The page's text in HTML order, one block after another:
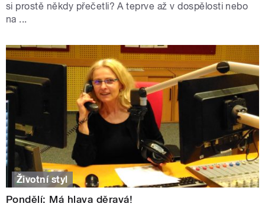
si prostě někdy přečetli? A teprve až v dospělosti nebo
na ...
Životní styl
Pondělí: Má hlava děravá!